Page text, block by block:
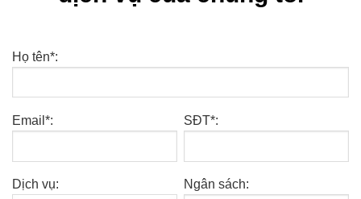
Họ tên*:
Email*: SĐT*:
Dịch vụ: Ngân sách: